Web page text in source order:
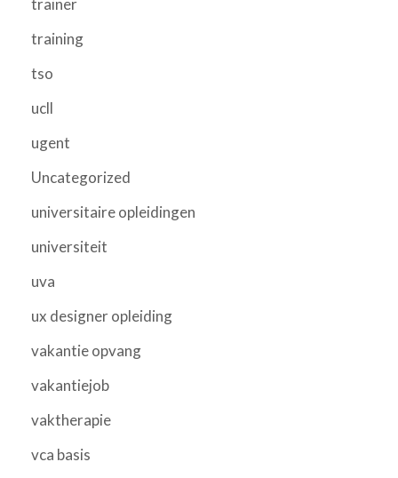
training
tso
ucll
ugent
Uncategorized
universitaire opleidingen
universiteit
uva
ux designer opleiding
vakantie opvang
vakantiejob
vaktherapie
vca basis